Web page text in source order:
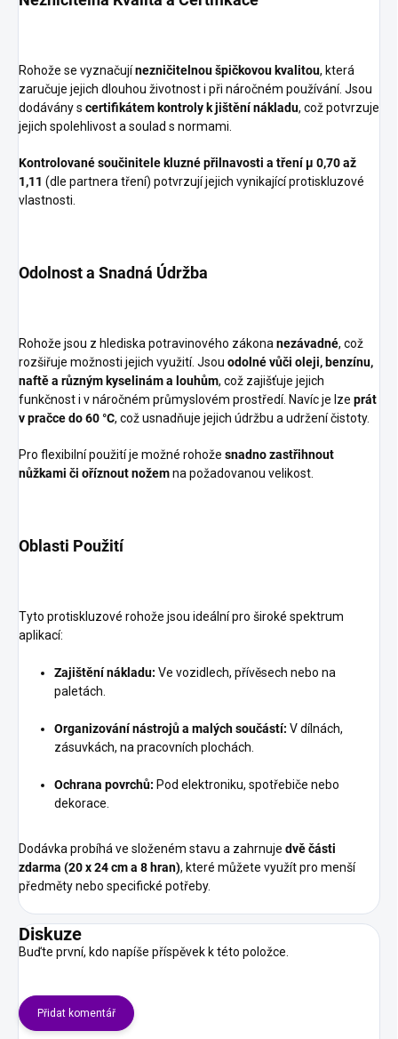
Rohože se vyznačujínezničitelnou špičkovou kvalitou, která
zaručuje jejich dlouhou životnost i při náročném používání. Jsou
dodávány s certifikátem kontroly k jištění nákladu, což potvrzuje
jejich spolehlivost a soulad s normami.
Kontrolované součinitele kluzné přilnavosti a tření µ 0,70 až
1,11 (dle partnera tření) potvrzují jejich vynikající protiskluzové
vlastnosti.
Odolnost a Snadná Údržba
Rohože jsou z hlediska potravinového zákonanezávadné, což
rozšiřuje možnosti jejich využití. Jsou odolné vůči oleji, benzínu,
naftě a různým kyselinám a louhům, což zajišťuje jejich
funkčnost i v náročném průmyslovém prostředí. Navíc je lze prát
v pračce do 60 °C, což usnadňuje jejich údržbu a udržení čistoty.
Pro flexibilní použití je možné rohože snadno zastřihnout
nůžkami či oříznout nožemna požadovanou velikost.
Oblasti Použití
Tyto protiskluzové rohože jsou ideální pro široké spektrum
aplikací:
Zajištění nákladu: Ve vozidlech, přívěsech nebo na
paletách.
Organizování nástrojů a malých součástí: V dílnách,
zásuvkách, na pracovních plochách.
Ochrana povrchů: Pod elektroniku, spotřebiče nebo
dekorace.
Dodávka probíhá ve složeném stavu a zahrnuje dvě části
zdarma (20 x 24 cm a 8 hran), které můžete využít pro menší
předměty nebo specifické potřeby.
Diskuze
Buďte první, kdo napíše příspěvek k této položce.
Přidat komentář